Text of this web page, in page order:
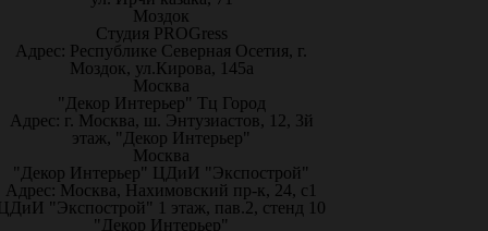
Моздок
Студия PROGress
Адрес: Республике Северная Осетия, г.
Моздок, ул.Кирова, 145а
Москва
"Декор Интерьер" Тц Город
Адрес: г. Москва, ш. Энтузиастов, 12, 3й
этаж, "Декор Интерьер"
Москва
"Декор Интерьер" ЦДиИ "Экспострой"
Адрес: Москва, Нахимовский пр-к, 24, с1
"Экспострой" 1 этаж, пав.2, стенд 10
"Декор Интерьер"